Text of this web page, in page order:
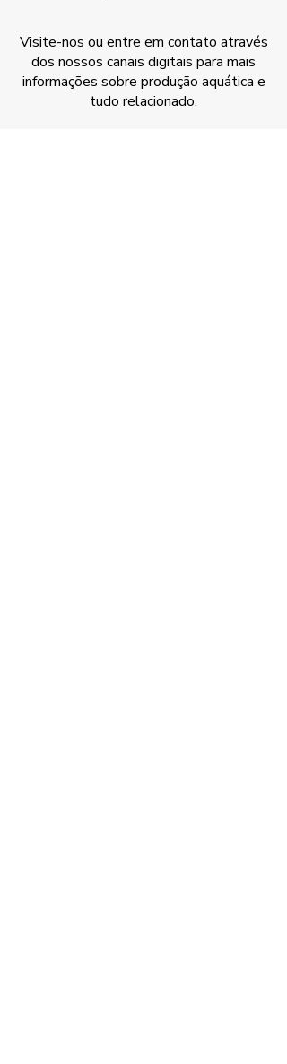
Visite-nos ou entre em contato através
dos nossos canais digitais para mais
informações sobre produção aquática e
tudo relacionado.